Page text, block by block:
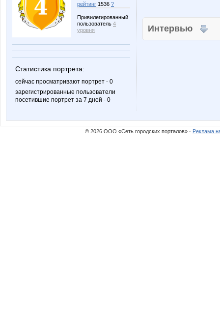
рейтинг 1536 ?
Привилегированный
пользователь 4
уровня
Статистика портрета:
сейчас просматривают портрет - 0
зарегистрированные пользователи
посетившие портрет за 7 дней - 0
Интервью
© 2026 ООО «Сеть городских порталов» · Реклама